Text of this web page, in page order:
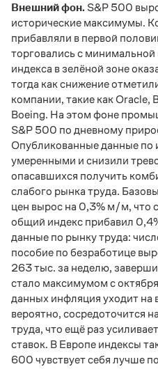
Внешний фон. S&P 500
исторические максимумы.
прибавляли в первой
торговались с
индекса в зелёной зоне
тогда как снижение
компании, такие как
Boeing. На этом фоне
S&P 500 по дневному
Опубликованные данные по
умеренными и снизили
опасавшихся получить
слабого рынка труда.
цен вырос на 0,3% м/м, что
общий индекс прибавил
данные по рынку труда:
пособие по безработице
263 тыс. за неделю,
стало максимумом с
данных инфляция уходит на
вероятно, сосредоточится
труда, что ещё раз
ставок. В Европе индексы
600 чувствует себя лучше